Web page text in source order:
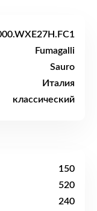
Fumagalli
Sauro
Италия
классический
150
520
240